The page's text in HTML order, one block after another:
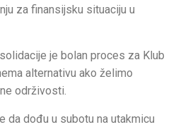
za finansijsku situaciju u
je bolan proces za Klub
alternativu ako želimo
održivosti.
da dođu u subotu na utakmicu